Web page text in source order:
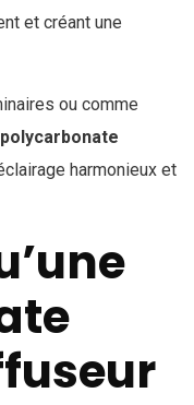
et créant une
ou comme
polycarbonate
harmonieux et